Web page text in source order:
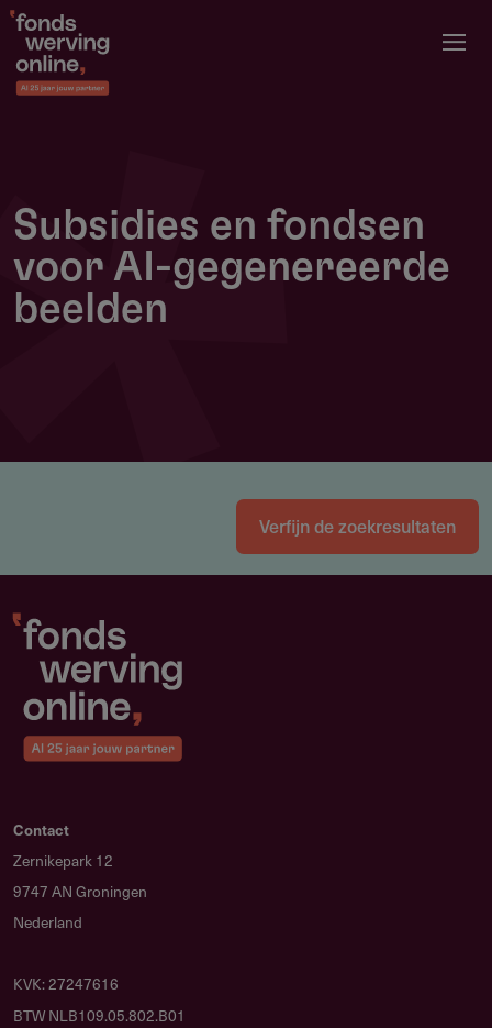
Overslaan
naar
de
Subsidies en fondsen
voor AI-gegenereerde
beelden
Verfijn de zoekresultaten
Contact
Zernikepark 12
9747 AN Groningen
Nederland
KVK: 27247616
BTW NLB109.05.802.B01